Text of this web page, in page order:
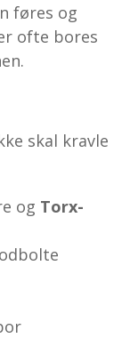
føres og
ofte bores
skal kravle
og Torx-